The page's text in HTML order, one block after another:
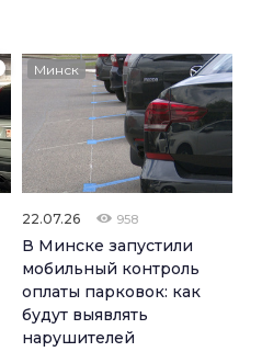
Минск
22.07.26 958
В Минске запустили
мобильный контроль
оплаты парковок: как
будут выявлять
нарушителей